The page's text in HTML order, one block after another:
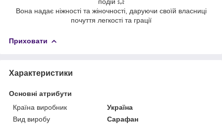
Вона надає ніжності та жіночності, даруючи своїй власниці
почуття легкості та грації
Приховати
Характеристики
Основні атрибути
Країна виробник
Україна
Вид виробу
Сарафан